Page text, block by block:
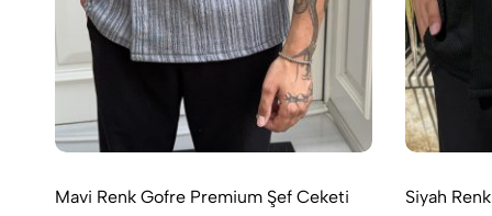
Mavi Renk Gofre Premium Şef Ceketi Siyah